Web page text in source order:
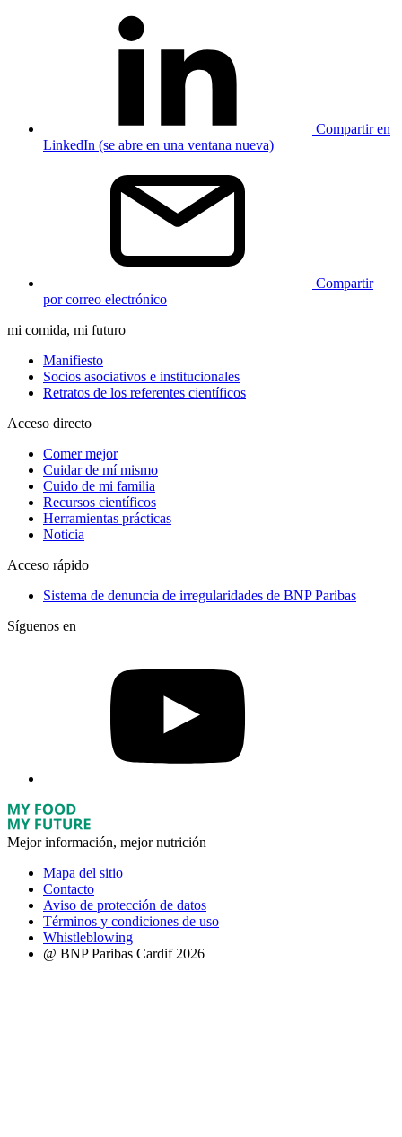
Compartir en
LinkedIn (se abre en una ventana nueva)
Compartir
por correo electrónico
mi comida, mi futuro
Manifiesto
Socios asociativos e institucionales
Retratos de los referentes científicos
Acceso directo
Comer mejor
Cuidar de mí mismo
Cuido de mi familia
Recursos científicos
Herramientas prácticas
Noticia
Acceso rápido
Sistema de denuncia de irregularidades de BNP Paribas
Síguenos en
Mejor información, mejor nutrición
Mapa del sitio
Contacto
Aviso de protección de datos
Términos y condiciones de uso
Whistleblowing
@ BNP Paribas Cardif 2026